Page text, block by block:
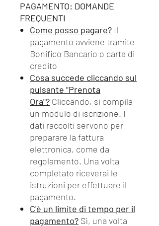
PAGAMENTO: DOMANDE
FREQUENTI
Come posso pagare? Il
pagamento avviene tramite
Bonifico Bancario o carta di
credito
Cosa succede cliccando sul
pulsante "Prenota
Ora"? Cliccando, si compila
un modulo di iscrizione. I
dati raccolti servono per
preparare la fattura
elettronica, come da
regolamento. Una volta
completato riceverai le
istruzioni per effettuare il
pagamento.
C'è un limite di tempo per il
pagamento? Sì, una volta